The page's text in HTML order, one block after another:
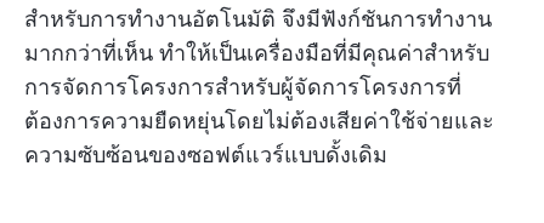
สำหรับการทำงานอัตโนมัติ จึงมีฟังก์ชันการทำงาน
มากกว่าที่เห็น ทำให้เป็นเครื่องมือที่มีคุณค่าสำหรับ
การจัดการโครงการสำหรับผู้จัดการโครงการที่
ต้องการความยืดหยุ่นโดยไม่ต้องเสียค่าใช้จ่ายและ
ความซับซ้อนของซอฟต์แวร์แบบดั้งเดิม